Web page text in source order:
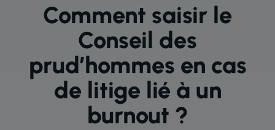
Comment saisir le
Conseil des
prud’hommes en cas
de litige lié à un
burnout ?